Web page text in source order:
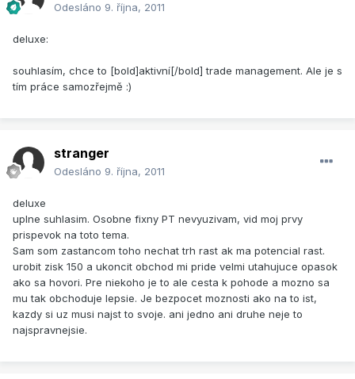
Odesláno 9. října, 2011
deluxe:
souhlasím, chce to [bold]aktivní[/bold] trade management. Ale je s
tím práce samozřejmě :)
stranger
Odesláno 9. října, 2011
deluxe
uplne suhlasim. Osobne fixny PT nevyuzivam, vid moj prvy
prispevok na toto tema.
Sam som zastancom toho nechat trh rast ak ma potencial rast.
urobit zisk 150 a ukoncit obchod mi pride velmi utahujuce opasok
ako sa hovori. Pre niekoho je to ale cesta k pohode a mozno sa
mu tak obchoduje lepsie. Je bezpocet moznosti ako na to ist,
kazdy si uz musi najst to svoje. ani jedno ani druhe neje to
najspravnejsie.